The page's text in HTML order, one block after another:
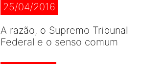
25/04/2016
A razão, o Supremo Tribunal
Federal e o senso comum